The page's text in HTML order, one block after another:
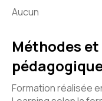
Aucun
Méthodes
Formation réalisée